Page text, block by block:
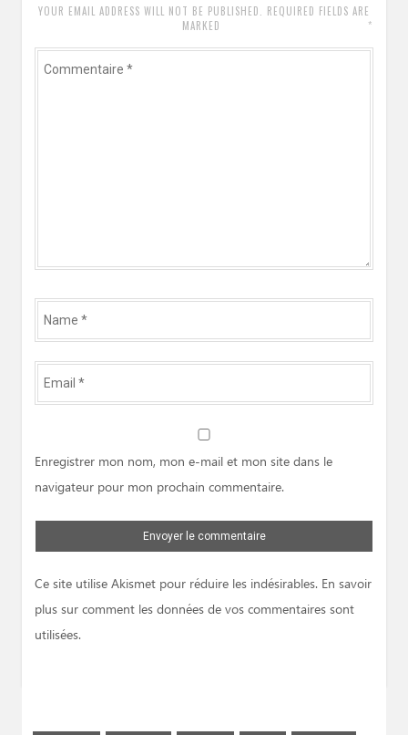
YOUR EMAIL ADDRESS WILL NOT BE PUBLISHED. REQUIRED FIELDS ARE
MARKED
*
Commentaire
Name
*
Email
*
Enregistrer mon nom, mon e-mail et mon site dans le
navigateur pour mon prochain commentaire.
Ce site utilise Akismet pour réduire les indésirables. En savoir
plus sur comment les données de vos commentaires sont
utilisées.